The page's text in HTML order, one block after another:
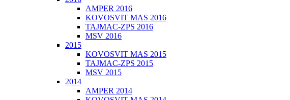
AMPER 2016
KOVOSVIT MAS 2016
TAJMAC-ZPS 2016
MSV 2016
2015
KOVOSVIT MAS 2015
TAJMAC-ZPS 2015
MSV 2015
2014
AMPER 2014